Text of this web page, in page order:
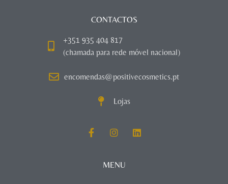
CONTACTOS
+351 935 404 817
(chamada para rede móvel nacional)
encomendas@positivecosmetics.pt
Lojas
MENU